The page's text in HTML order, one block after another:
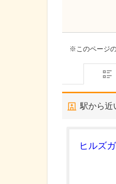
※このページ
駅から近
ヒルズ